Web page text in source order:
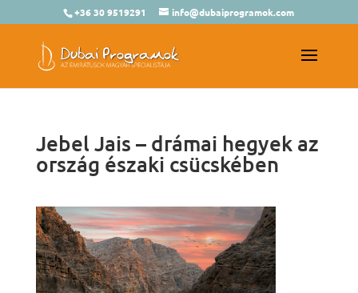
+36 30 9519291 info@dubaiprogramok.com
Jebel Jais – drámai hegyek az
ország északi csücskében